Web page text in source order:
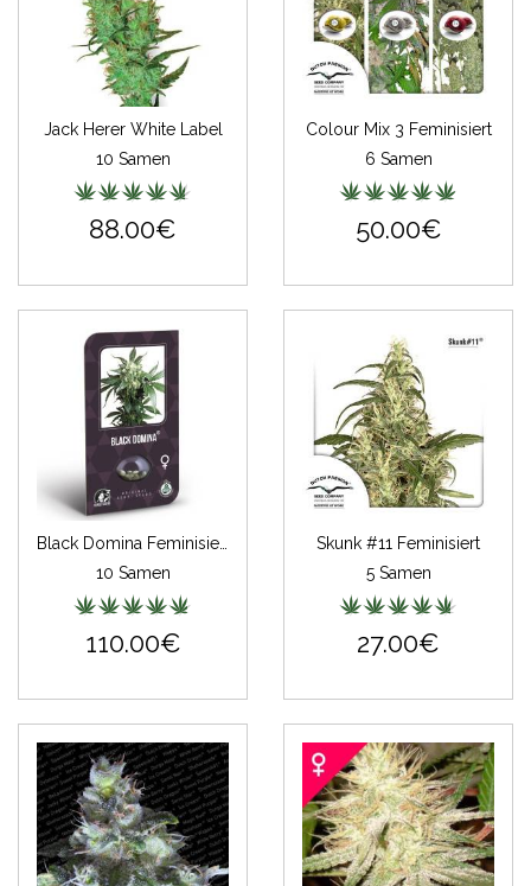
Jack Herer White Label
10 Samen
88.00€
Colour Mix 3 Feminisiert
6 Samen
50.00€
10 Samen
110.00€
Skunk #11 Feminisiert
5 Samen
27.00€